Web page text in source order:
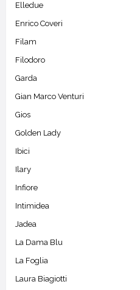
Elledue
Enrico Coveri
Filam
Filodoro
Garda
Gian Marco Venturi
Gios
Golden Lady
Ibici
Ilary
Infiore
Intimidea
Jadea
La Dama Blu
La Foglia
Laura Biagiotti